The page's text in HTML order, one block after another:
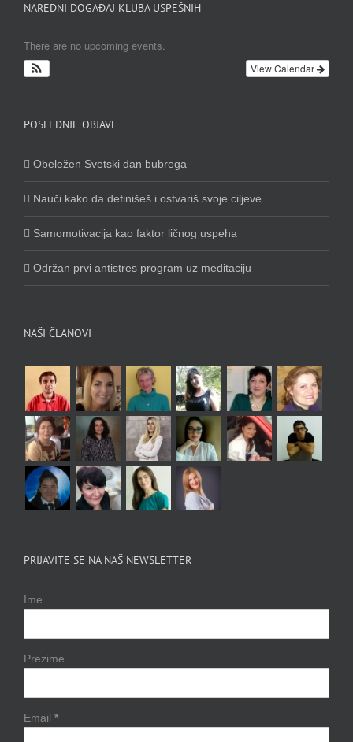
NAREDNI DOGAĐAJ KLUBA USPEŠNIH
There are no upcoming events.
View Calendar
POSLEDNJE OBJAVE
Obeležen Svetski dan bubrega
Nauči kako da definišeš i ostvariš svoje ciljeve
Samomotivacija kao faktor ličnog uspeha
Održan prvi antistres program uz meditaciju
NAŠI ČLANOVI
PRIJAVITE SE NA NAŠ NEWSLETTER
Ime
Prezime
Email *